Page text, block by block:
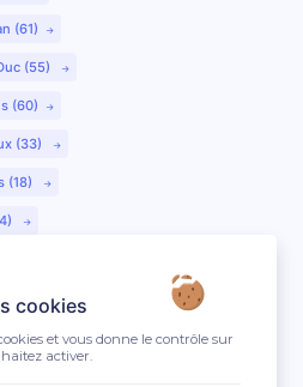
(61)
(55)
(60)
(33)
(18)
(28)
(50)
Ferrand (63)
cookies
et vous donne le contrôle sur
activer.